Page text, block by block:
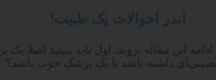
اندر احوالات یک طبیب!
این مقاله بروید، اول باید ببینید اصلا
داشته باشد تا یک پزشک خوب باشد؟